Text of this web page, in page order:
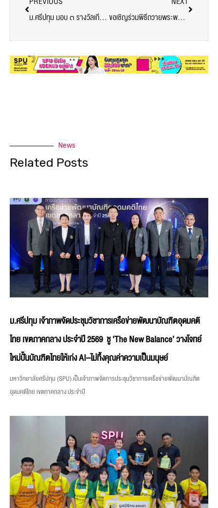
ม.ศรีปทุม มอบ ๓ รางวัลเกียรติยศ ดร.สุข พุคยาภรณ์ ประจำปี ๒๕๖๑
ขอเชิญร่วมพิธีถวายพระพรชัยมงคล สมเด็จพระเจ้าอยู่หัวมหาวชิราลงกรณ บดินทรเทพยวรางกูร เนื่องในวโรกาสเฉลิมพระชนมพรรษา 66 พรรษา
News
Related Posts
ม.ศรีปทุม เจ้าภาพจัดประชุมวิชาการเครือข่ายพัฒนาบัณฑิตอุดมคติ
ไทย เขตภาคกลาง ประจำปี 2569 ชู ‘The New Balance’ วางโจทย์
ใหม่ปั้นบัณฑิตไทยให้เก่ง AI–ไม่ทิ้งคุณค่าความเป็นมนุษย์
มหาวิทยาลัยศรีปทุม (SPU) เป็นเจ้าภาพจัดการประชุมวิชาการเครือข่ายพัฒนาบัณฑิต
อุดมคติไทย เขตภาคกลาง ประจำปี